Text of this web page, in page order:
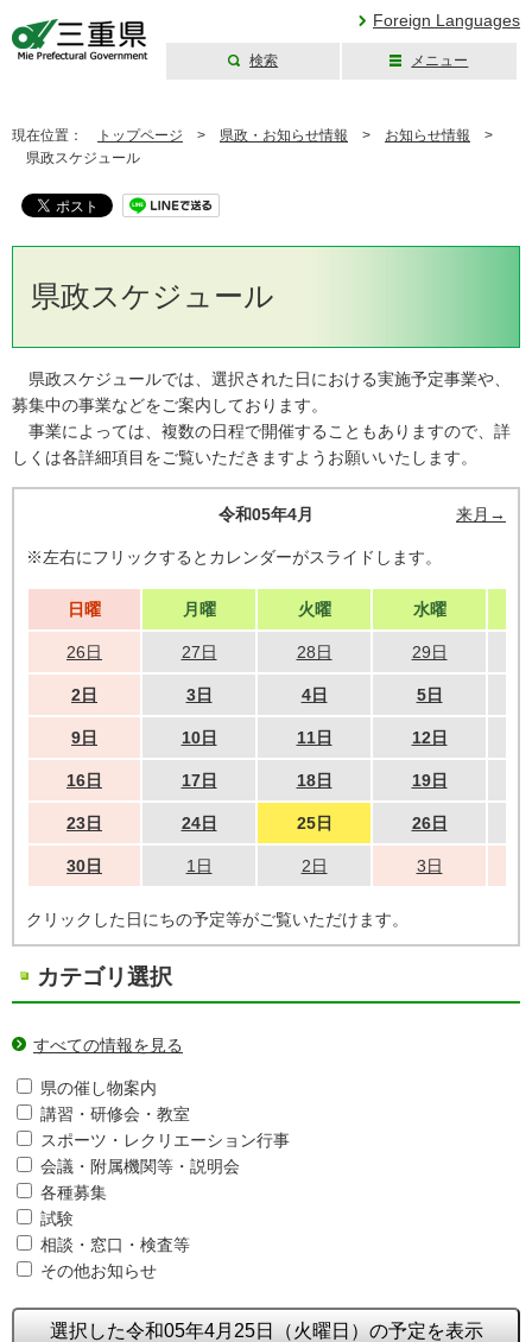
Foreign Languages
検索 メニュー
現在位置： トップページ > 県政・お知らせ情報 > お知らせ情報 >
県政スケジュール
県政スケジュール
県政スケジュールでは、選択された日における実施予定事業や、
募集中の事業などをご案内しております。
事業によっては、複数の日程で開催することもありますので、詳
しくは各詳細項目をご覧いただきますようお願いいたします。
令和05年4月 来月→
※左右にフリックするとカレンダーがスライドします。
日曜 月曜 火曜 水曜
26日 27日 28日 29日
2日 3日 4日 5日
9日 10日 11日 12日
16日 17日 18日 19日
23日 24日 25日 26日
30日 1日 2日 3日
クリックした日にちの予定等がご覧いただけます。
カテゴリ選択
すべての情報を見る
県の催し物案内
講習・研修会・教室
スポーツ・レクリエーション行事
会議・附属機関等・説明会
各種募集
試験
相談・窓口・検査等
その他お知らせ
選択した令和05年4月25日（火曜日）の予定を表示